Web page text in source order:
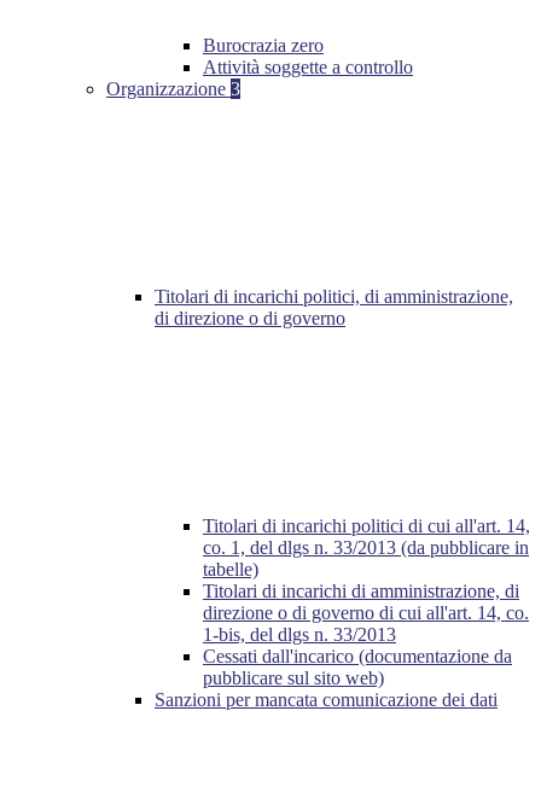
Burocrazia zero
Attività soggette a controllo
Organizzazione 3
Titolari di incarichi politici, di amministrazione,
di direzione o di governo
Titolari di incarichi politici di cui all'art. 14,
co. 1, del dlgs n. 33/2013 (da pubblicare in
tabelle)
Titolari di incarichi di amministrazione, di
direzione o di governo di cui all'art. 14, co.
1-bis, del dlgs n. 33/2013
Cessati dall'incarico (documentazione da
pubblicare sul sito web)
Sanzioni per mancata comunicazione dei dati